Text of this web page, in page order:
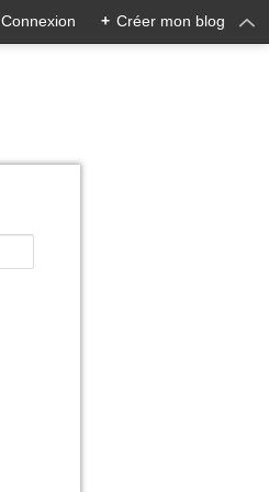
Connexion + Créer mon blog